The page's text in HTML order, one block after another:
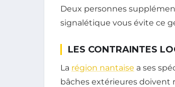
Deux personnes
signalétique vous évite ce
LES CONTRAINTES
La région nantaise a ses
bâches extérieures doivent